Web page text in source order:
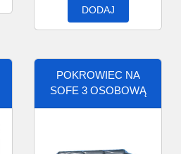
DODAJ
POKROWIEC NA
SOFE 3 OSOBOWĄ